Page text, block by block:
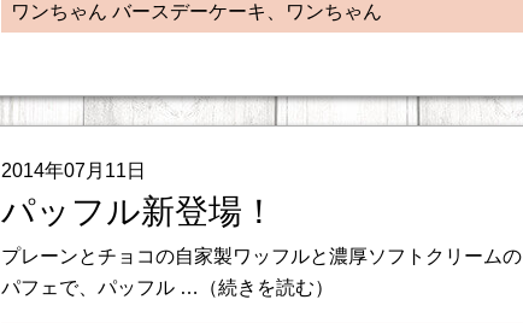
ワンちゃん バースデーケーキ、ワンちゃん
2014年07月11日
パッフル新登場！
プレーンとチョコの自家製ワッフルと濃厚ソフトクリームの
パフェで、パッフル …（続きを読む）